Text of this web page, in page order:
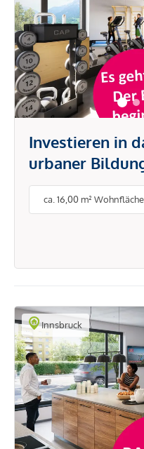
Investieren in
urbaner
ca. 16,00 m² Wohnfläche
Innsbruck